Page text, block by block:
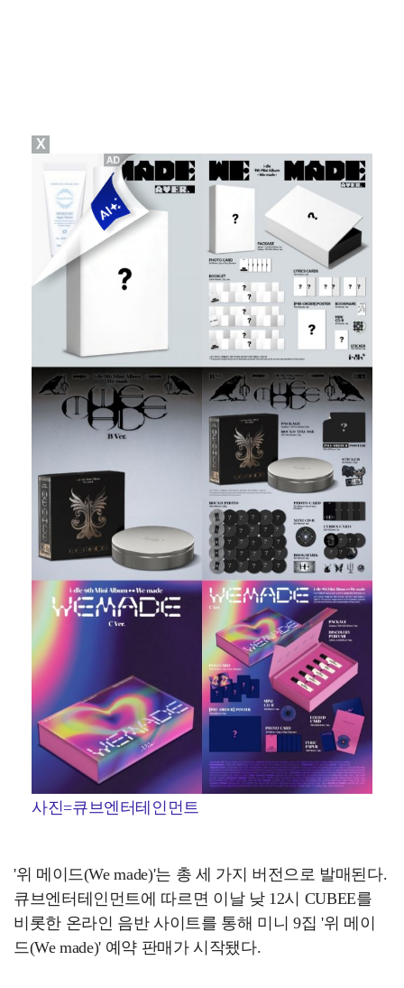
사진=큐브엔터테인먼트
'위 메이드(We made)'는 총 세 가지 버전으로 발매된다.
큐브엔터테인먼트에 따르면 이날 낮 12시 CUBEE를
비롯한 온라인 음반 사이트를 통해 미니 9집 '위 메이
드(We made)' 예약 판매가 시작됐다.
X